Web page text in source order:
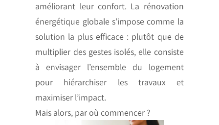
améliorant leur confort. La rénovation
énergétique globale s’impose comme la
solution la plus efficace : plutôt que de
multiplier des gestes isolés, elle consiste
à envisager l’ensemble du logement
pour hiérarchiser les travaux et
maximiser l’impact.
Mais alors, par où commencer ?